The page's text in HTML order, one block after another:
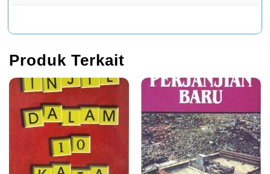
Produk Terkait